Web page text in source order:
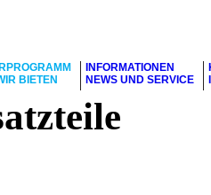
BIETEN
INFORMATIONEN
NEWS UND SERVICE